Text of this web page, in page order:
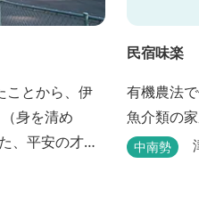
ことから、伊
身を清め
、平安の才
の湯”＜当時
民宿味楽
有機農法
魚介類の家
中南勢